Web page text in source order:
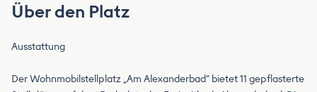
Über den Platz
Ausstattung
Der Wohnmobilstellplatz „Am Alexanderbad“ bietet 11 gepflasterte